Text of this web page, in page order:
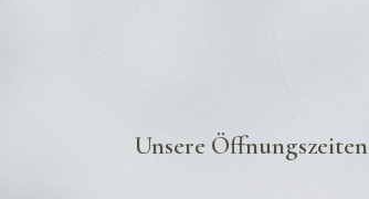
Unsere Öffnungszeiten